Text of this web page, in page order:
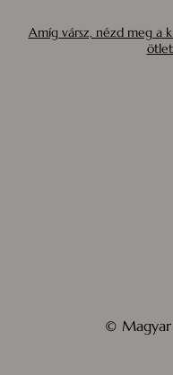
Amíg vársz, nézd meg a
© Magyar